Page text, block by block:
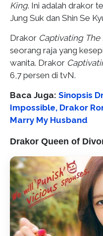
King. Ini adalah drakor
Jung Suk dan Shin Se
Drakor Captivating The
seorang raja yang
wanita. Drakor
6,7 persen di tvN.
Baca Juga: Sinopsis
Impossible, Drakor
Marry My Husband
Drakor Queen of